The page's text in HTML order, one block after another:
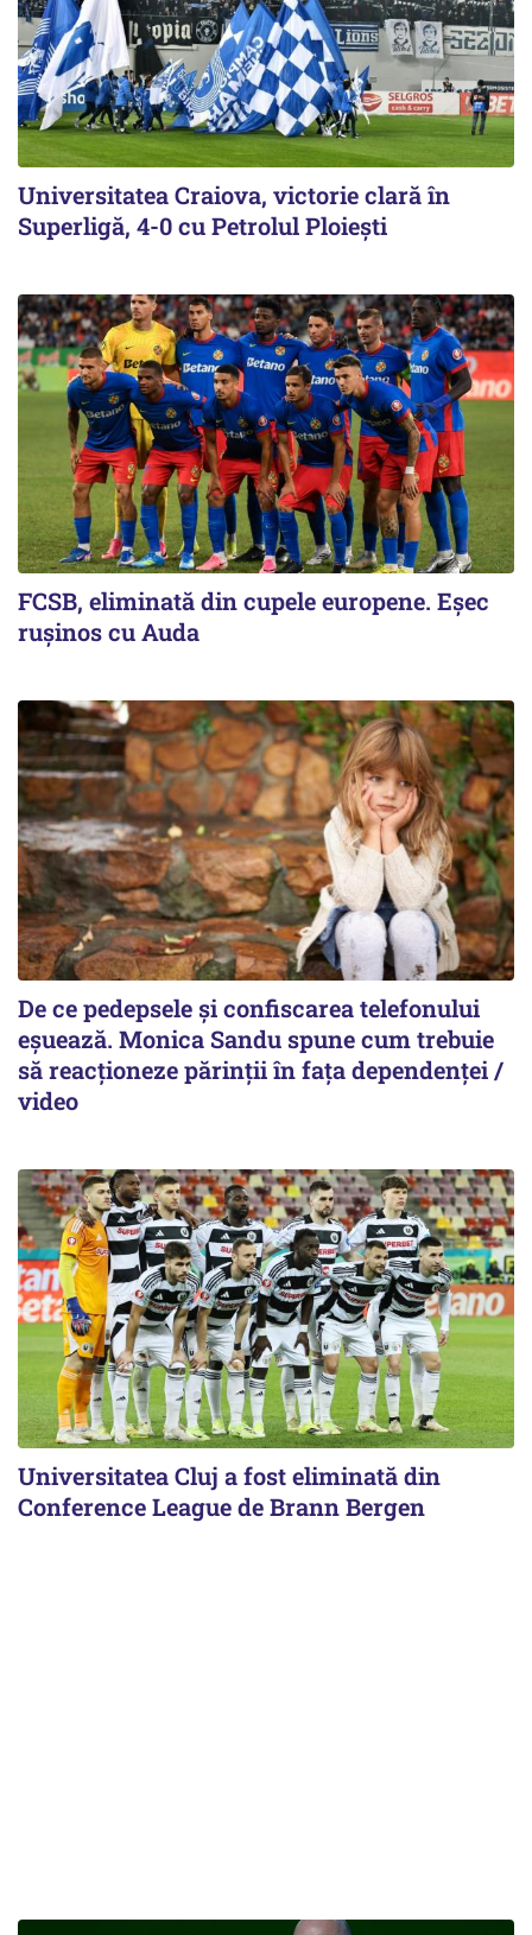
Universitatea Craiova, victorie clară în
Superligă, 4-0 cu Petrolul Ploieşti
FCSB, eliminată din cupele europene. Eşec
ruşinos cu Auda
De ce pedepsele și confiscarea telefonului
eșuează. Monica Sandu spune cum trebuie
să reacționeze părinții în fața dependenței /
video
Universitatea Cluj a fost eliminată din
Conference League de Brann Bergen